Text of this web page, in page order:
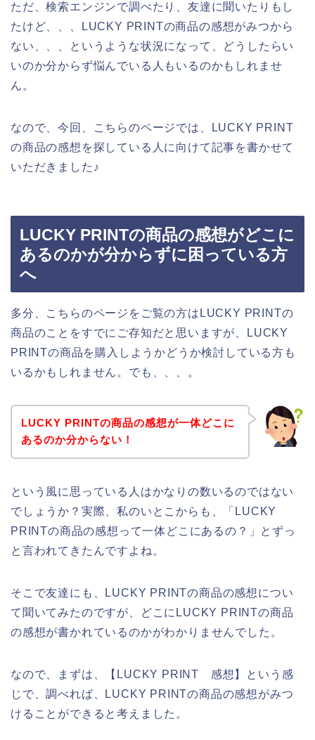
ただ、検索エンジンで調べたり、友達に聞いたりもし
たけど、、、LUCKY PRINTの商品の感想がみつから
ない、、、というような状況になって、どうしたらい
いのか分からず悩んでいる人もいるのかもしれませ
ん。
なので、今回、こちらのページでは、LUCKY PRINT
の商品の感想を探している人に向けて記事を書かせて
いただきました♪
LUCKY PRINTの商品の感想がどこに
あるのかが分からずに困っている方
へ
多分、こちらのページをご覧の方はLUCKY PRINTの
商品のことをすでにご存知だと思いますが、LUCKY
PRINTの商品を購入しようかどうか検討している方も
いるかもしれません。でも、、、。
LUCKY PRINTの商品の感想が一体どこに
あるのか分からない！
という風に思っている人はかなりの数いるのではない
でしょうか？実際、私のいとこからも、「LUCKY
PRINTの商品の感想って一体どこにあるの？」とずっ
と言われてきたんですよね。
そこで友達にも、LUCKY PRINTの商品の感想につい
て聞いてみたのですが、どこにLUCKY PRINTの商品
の感想が書かれているのかがわかりませんでした。
なので、まずは、【LUCKY PRINT 感想】という感
じで、調べれば、LUCKY PRINTの商品の感想がみつ
けることができると考えました。